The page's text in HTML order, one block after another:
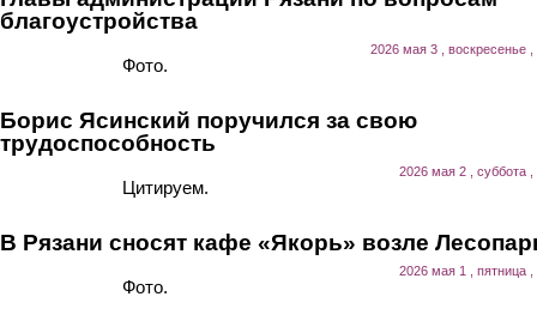
благоустройства
2026 мая 3 , воскресенье ,
Фото.
Борис Ясинский поручился за свою
трудоспособность
2026 мая 2 , суббота ,
Цитируем.
В Рязани сносят кафе «Якорь» возле
2026 мая 1 , пятница ,
Фото.